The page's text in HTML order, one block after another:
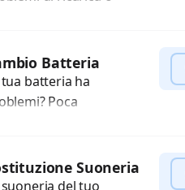
dati?
rotti, allentati,
Batteria
tua batteria ha
Poca
gonfia, non si
la...
Suoneria
suoneria del tuo